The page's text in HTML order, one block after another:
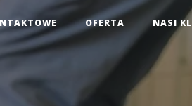
OFERTA NASI